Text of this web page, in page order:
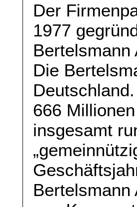
Der
1977
Bertelsmann
Die
666
insgesamt
Bertelsmann